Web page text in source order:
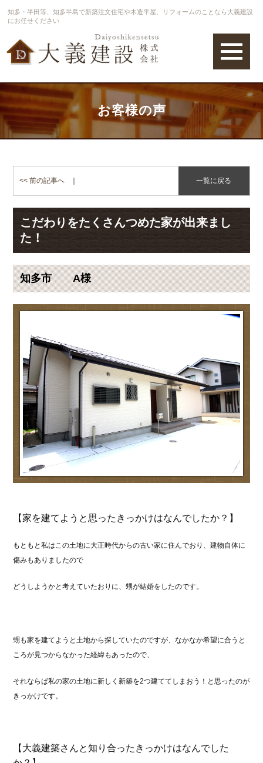
知多・半田等、知多半島で新築注文住宅や木造平屋、リフォームのことなら大義建設
にお任せください
お客様の声
<< 前の記事へ 一覧に戻る
こだわりをたくさんつめた家が出来まし
た！
知多市 A様
【家を建てようと思ったきっかけはなんでしたか？】
もともと私はこの土地に大正時代からの古い家に住んでおり、建物自体に
傷みもありましたので
どうしようかと考えていたおりに、甥が結婚をしたのです。
甥も家を建てようと土地から探していたのですが、なかなか希望に合うと
ころが見つからなかった経緯もあったので、
それならば私の家の土地に新しく新築を2つ建ててしまおう！と思ったのが
きっかけです。
【大義建築さんと知り合ったきっかけはなんでした